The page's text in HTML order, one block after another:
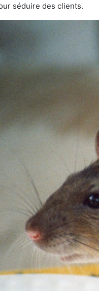
séduire des clients.